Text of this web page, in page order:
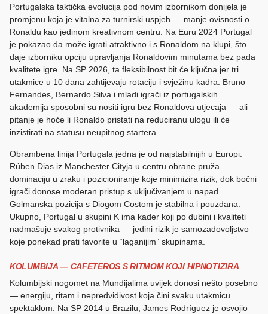
Portugalska taktička evolucija pod novim izbornikom donijela je
promjenu koja je vitalna za turnirski uspjeh — manje ovisnosti o
Ronaldu kao jedinom kreativnom centru. Na Euru 2024 Portugal
je pokazao da može igrati atraktivno i s Ronaldom na klupi, što
daje izborniku opciju upravljanja Ronaldovim minutama bez pada
kvalitete igre. Na SP 2026, ta fleksibilnost bit će ključna jer tri
utakmice u 10 dana zahtijevaju rotaciju i svježinu kadra. Bruno
Fernandes, Bernardo Silva i mladi igrači iz portugalskih
akademija sposobni su nositi igru bez Ronaldova utjecaja — ali
pitanje je hoće li Ronaldo pristati na reduciranu ulogu ili će
inzistirati na statusu neupitnog startera.
Obrambena linija Portugala jedna je od najstabilnijih u Europi.
Rúben Dias iz Manchester Cityja u centru obrane pruža
dominaciju u zraku i pozicioniranje koje minimizira rizik, dok bočni
igrači donose moderan pristup s uključivanjem u napad.
Golmanska pozicija s Diogom Costom je stabilna i pouzdana.
Ukupno, Portugal u skupini K ima kader koji po dubini i kvaliteti
nadmašuje svakog protivnika — jedini rizik je samozadovoljstvo
koje ponekad prati favorite u “laganijim” skupinama.
KOLUMBIJA — CAFETEROS S RITMOM KOJI HIPNOTIZIRA
Kolumbijski nogomet na Mundijalima uvijek donosi nešto posebno
— energiju, ritam i nepredvidivost koja čini svaku utakmicu
spektaklom. Na SP 2014 u Brazilu, James Rodríguez je osvojio